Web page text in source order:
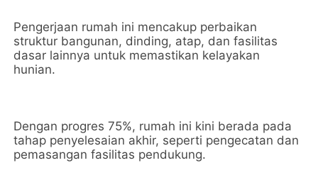
Pengerjaan rumah ini mencakup perbaikan
struktur bangunan, dinding, atap, dan fasilitas
dasar lainnya untuk memastikan kelayakan
hunian.
Dengan progres 75%, rumah ini kini berada pada
tahap penyelesaian akhir, seperti pengecatan dan
pemasangan fasilitas pendukung.